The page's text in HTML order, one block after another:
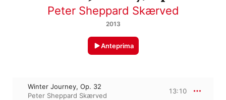
Peter Sheppard Skærved
2013
Anteprima
Winter Journey, Op. 32
Peter Sheppard Skærved
13:10